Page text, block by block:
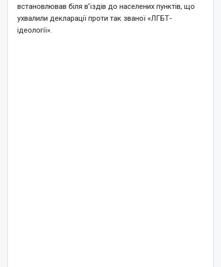
встановлював біля в’їздів до населених пунктів, що
ухвалили декларації проти так званої «ЛГБТ-
ідеології».